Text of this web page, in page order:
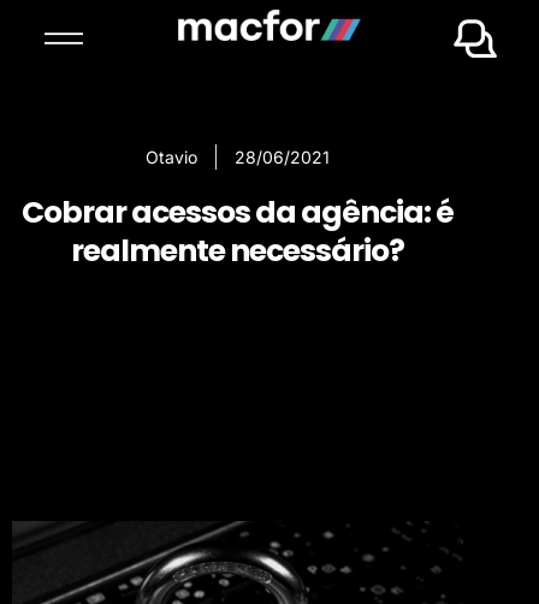
Otavio 28/06/2021
Cobrar acessos da agência: é
realmente necessário?